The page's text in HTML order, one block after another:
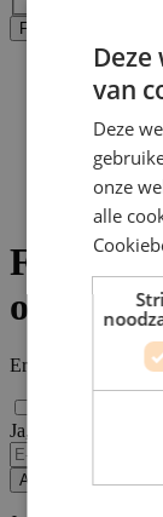
Filters Toepassen
Home
Bergen op
op Zoom
Er zijn
Ja, email mij de
Alert opslaan
van
Deze
onze
alle